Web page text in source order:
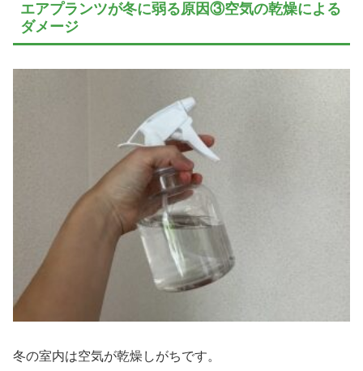
エアプランツが冬に弱る原因③空気の乾燥による
ダメージ
冬の室内は空気が乾燥しがちです。